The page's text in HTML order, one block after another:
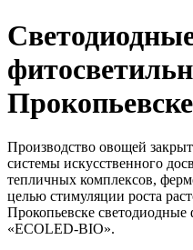
Прокопьевске
Производство овощей
системы искусственного
тепличных комплексов,
целью стимуляции роста
Прокопьевске светодиодные
«ECOLED-BIO».